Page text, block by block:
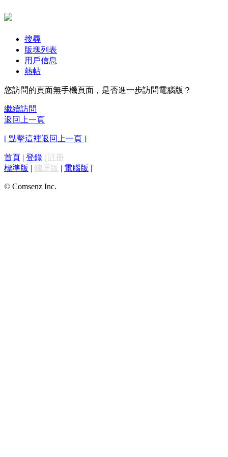
搜尋
版塊列表
用戶信息
熱帖
您訪問的頁面無手機頁面，是否進一步訪問電腦版？
繼續訪問
返回上一頁
[ 點擊這裡返回上一頁 ]
首頁 | 登錄 | 註冊
標準版 | 觸屏版 | 電腦版 |
© Comsenz Inc.